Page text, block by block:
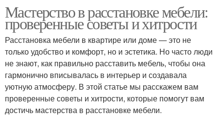
Мастерство в расстановке мебели:
проверенные советы и хитрости
Расстановка мебели в квартире или доме — это не
только удобство и комфорт, но и эстетика. Но часто люди
не знают, как правильно расставить мебель, чтобы она
гармонично вписывалась в интерьер и создавала
уютную атмосферу. В этой статье мы расскажем вам
проверенные советы и хитрости, которые помогут вам
достичь мастерства в расстановке мебели.